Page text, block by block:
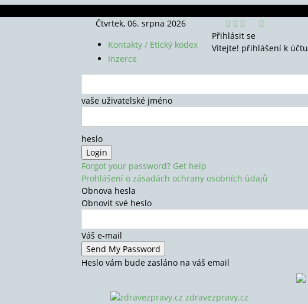
Čtvrtek, 06. srpna 2026
Kontakty / Etický kodex
Inzerce
Přihlásit se
Vítejte! přihlášení k účtu
vaše uživatelské jméno
heslo
Forgot your password? Get help
Prohlášení o zásadách ochrany osobních údajů
Obnova hesla
Obnovit své heslo
Váš e-mail
Heslo vám bude zasláno na váš email
zdravezpravy.cz